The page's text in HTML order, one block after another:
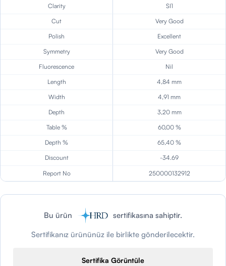
Clarity
SI1
Cut
Very Good
Polish
Excellent
Symmetry
Very Good
Fluorescence
Nil
Length
4,84 mm
Width
4,91 mm
Depth
3,20 mm
Table %
60,00 %
Depth %
65,40 %
Discount
-34.69
Report No 250000132912
Bu ürün
sertifikasına sahiptir.
Sertifikanız ürününüz ile birlikte gönderilecektir.
Sertifika Görüntüle